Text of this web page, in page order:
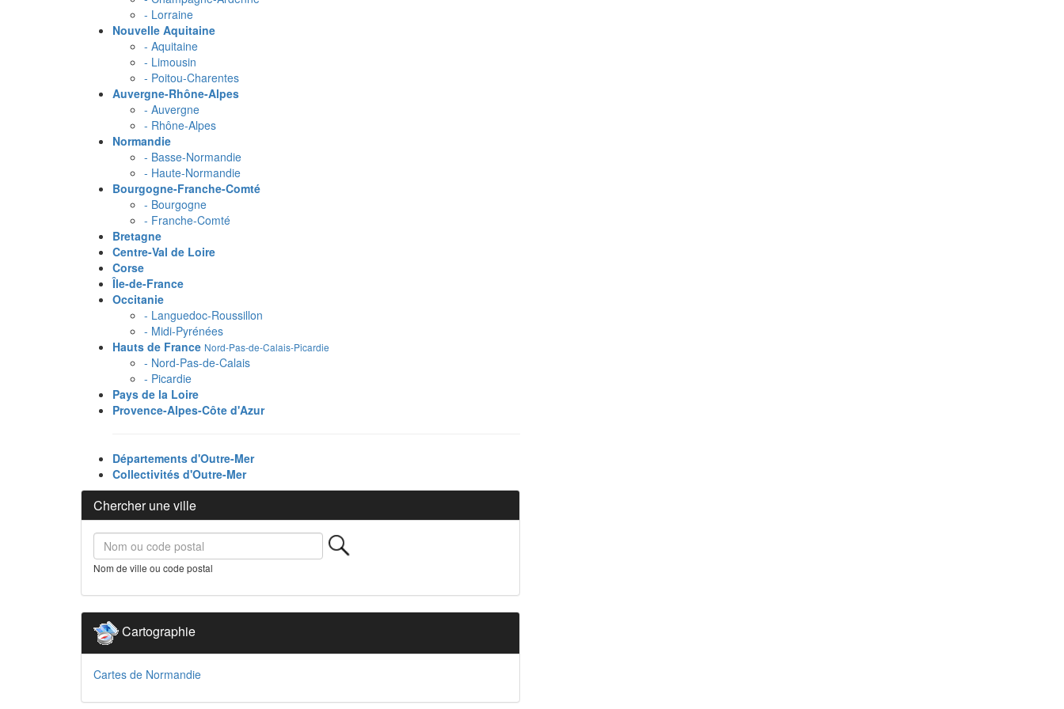
- Lorraine
Nouvelle Aquitaine
- Aquitaine
- Limousin
- Poitou-Charentes
Auvergne-Rhône-Alpes
- Auvergne
- Rhône-Alpes
Normandie
- Basse-Normandie
- Haute-Normandie
Bourgogne-Franche-Comté
- Bourgogne
- Franche-Comté
Bretagne
Centre-Val de Loire
Corse
Île-de-France
Occitanie
- Languedoc-Roussillon
- Midi-Pyrénées
Hauts de France Nord-Pas-de-Calais-Picardie
- Nord-Pas-de-Calais
- Picardie
Pays de la Loire
Provence-Alpes-Côte d'Azur
Départements d'Outre-Mer
Collectivités d'Outre-Mer
Chercher une ville
Nom de ville ou code postal
Cartographie
Cartes de Normandie